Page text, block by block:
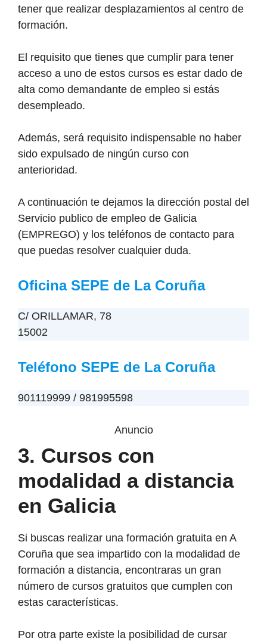
tener que realizar desplazamientos al centro de
formación.
El requisito que tienes que cumplir para tener
acceso a uno de estos cursos es estar dado de
alta como demandante de empleo si estás
desempleado.
Además, será requisito indispensable no haber
sido expulsado de ningún curso con
anterioridad.
A continuación te dejamos la dirección postal del
Servicio publico de empleo de Galicia
(EMPREGO) y los teléfonos de contacto para
que puedas resolver cualquier duda.
Oficina SEPE de La Coruña
C/ ORILLAMAR, 78
15002
Teléfono SEPE de La Coruña
901119999 / 981995598
Anuncio
3. Cursos con
modalidad a distancia
en Galicia
Si buscas realizar una formación gratuita en A
Coruña que sea impartido con la modalidad de
formación a distancia, encontraras un gran
número de cursos gratuitos que cumplen con
estas características.
Por otra parte existe la posibilidad de cursar